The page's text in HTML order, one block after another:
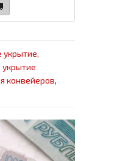
укрытие,
укрытие
конвейеров,